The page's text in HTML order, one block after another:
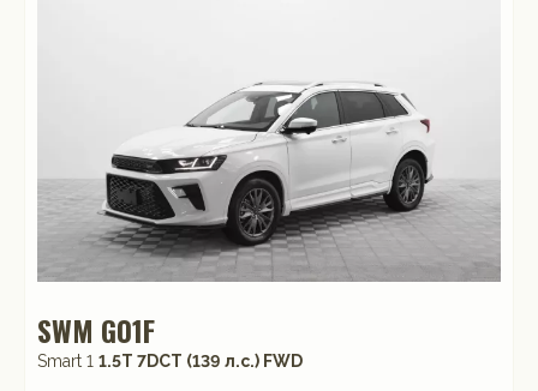
SWM G01F
Smart 1 1.5T 7DCT (139 л.с.) FWD